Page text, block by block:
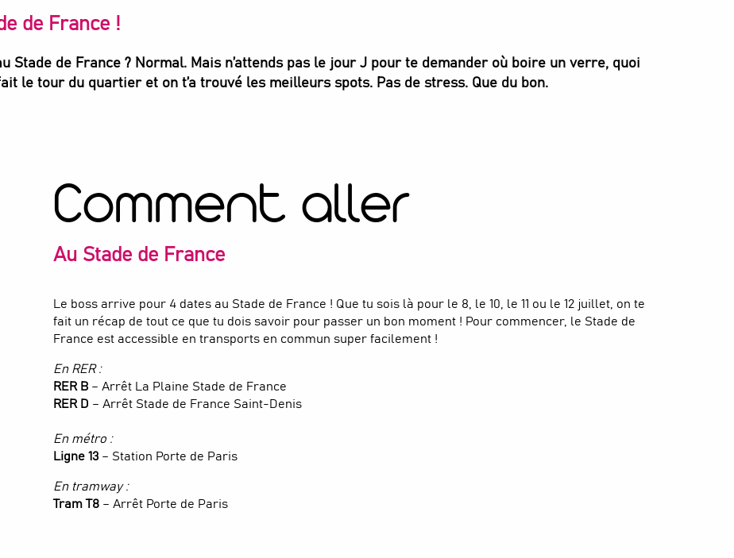
de France !
Stade de France ? Normal. Mais n’attends pas le jour J pour te demander où boire un verre, quoi
le tour du quartier et on t’a trouvé les meilleurs spots. Pas de stress. Que du bon.
Comment aller
Au Stade de France
Le boss arrive pour 4 dates au Stade de France ! Que tu sois là pour le 8, le 10, le 11 ou le 12 juillet, on te
fait un récap de tout ce que tu dois savoir pour passer un bon moment ! Pour commencer, le Stade de
France est accessible en transports en commun super facilement !
En RER :
RER B – Arrêt La Plaine Stade de France
RER D – Arrêt Stade de France Saint-Denis
En métro :
Ligne 13 – Station Porte de Paris
En tramway :
Tram T8 – Arrêt Porte de Paris